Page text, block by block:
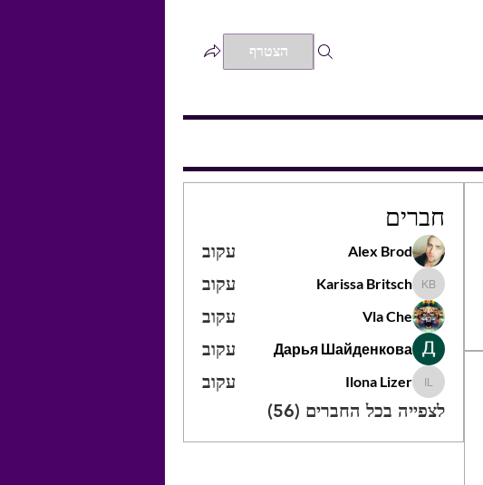
הצטרף
חברים
Alex Brod עקוב
Karissa Britsch
Karissa Britsch עקוב
Vla Che עקוב
Дарья Шайденкова עקוב
Ilona Lizer
Ilona Lizer
עקוב
לצפייה בכל החברים (56)